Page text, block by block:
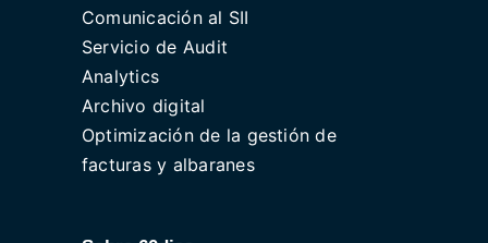
Comunicación al SII
Servicio de Audit
Analytics
Archivo digital
Optimización de la gestión de
facturas y albaranes